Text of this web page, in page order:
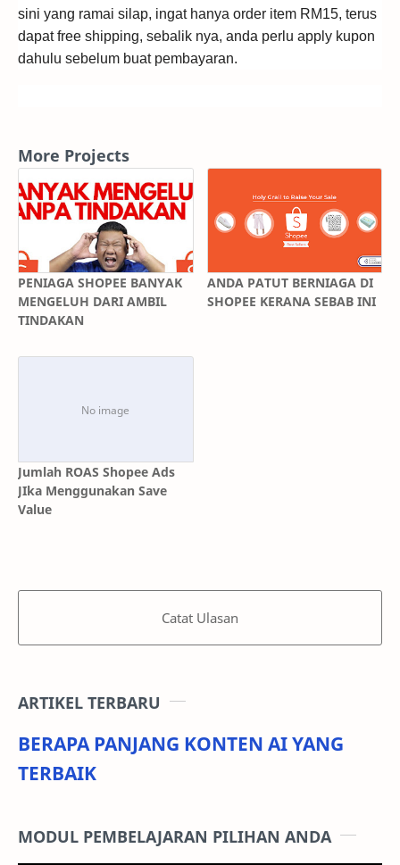
sini yang ramai silap, ingat hanya order item RM15, terus
dapat free shipping, sebalik nya, anda perlu apply kupon
dahulu sebelum buat pembayaran.
More Projects
PENIAGA SHOPEE BANYAK
MENGELUH DARI AMBIL
TINDAKAN
ANDA PATUT BERNIAGA DI
SHOPEE KERANA SEBAB INI
Jumlah ROAS Shopee Ads
JIka Menggunakan Save
Value
Catat Ulasan
ARTIKEL TERBARU
BERAPA PANJANG KONTEN AI YANG
TERBAIK
MODUL PEMBELAJARAN PILIHAN ANDA